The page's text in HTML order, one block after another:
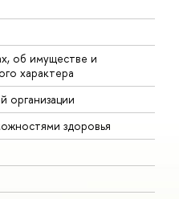
об имуществе и
характера
организации
здоровья